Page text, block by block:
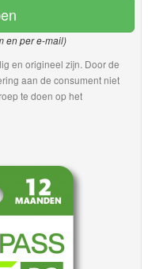
en per e-mail)
en origineel zijn. Door de
aan de consument niet
te doen op het